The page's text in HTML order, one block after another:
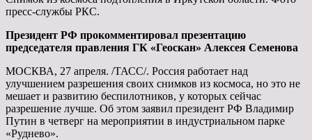
пресс-службы РКС.
Президент РФ прокомментировал презентацию
председателя правления ГК «Геоскан» Алексея Семенова
МОСКВА, 27 апреля. /ТАСС/. Россия работает над
улучшением разрешения своих снимков из космоса, но это не
мешает и развитию беспилотников, у которых сейчас
разрешение лучше. Об этом заявил президент РФ Владимир
Путин в четверг на мероприятии в индустриальном парке
«Руднево».